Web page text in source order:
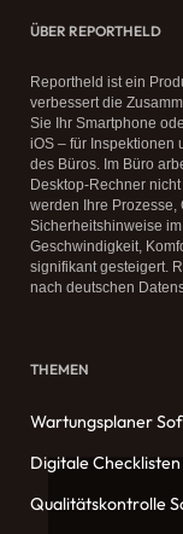
ÜBER REPORTHELD
Reportheld ist ein
verbessert die
Sie Ihr Smartphone
iOS – für Inspektionen
des Büros. Im Büro
Desktop-Rechner
werden Ihre Prozesse,
Sicherheitshinweise
Geschwindigkeit,
signifikant gesteigert.
nach deutschen
THEMEN
Wartungsplaner
Digitale Checklisten
Qualitätskontrolle